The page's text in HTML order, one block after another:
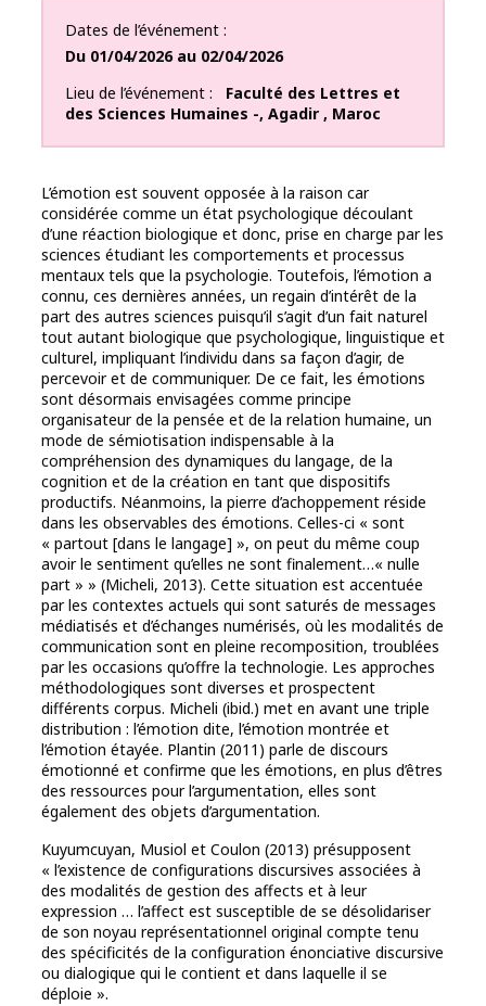
Dates de l’événement
Du 01/04/2026au 02/04/2026
Lieu de l’événement
Faculté des Lettres et
des Sciences Humaines -, Agadir , Maroc
L’émotion est souvent opposée à la raison car
considérée comme un état psychologique découlant
d’une réaction biologique et donc, prise en charge par les
sciences étudiant les comportements et processus
mentaux tels que la psychologie. Toutefois, l’émotion a
connu, ces dernières années, un regain d’intérêt de la
part des autres sciences puisqu’il s’agit d’un fait naturel
tout autant biologique que psychologique, linguistique et
culturel, impliquant l’individu dans sa façon d’agir, de
percevoir et de communiquer. De ce fait, les émotions
sont désormais envisagées comme principe
organisateur de la pensée et de la relation humaine, un
mode de sémiotisation indispensable à la
compréhension des dynamiques du langage, de la
cognition et de la création en tant que dispositifs
productifs. Néanmoins, la pierre d’achoppement réside
dans les observables des émotions. Celles-ci « sont
« partout [dans le langage] », on peut du même coup
avoir le sentiment qu’elles ne sont finalement…« nulle
part » » (Micheli, 2013). Cette situation est accentuée
par les contextes actuels qui sont saturés de messages
médiatisés et d’échanges numérisés, où les modalités de
communication sont en pleine recomposition, troublées
par les occasions qu’offre la technologie. Les approches
méthodologiques sont diverses et prospectent
différents corpus. Micheli (ibid.) met en avant une triple
distribution : l’émotion dite, l’émotion montrée et
l’émotion étayée. Plantin (2011) parle de discours
émotionné et confirme que les émotions, en plus d’êtres
des ressources pour l’argumentation, elles sont
également des objets d’argumentation.
Kuyumcuyan, Musiol et Coulon (2013) présupposent
« l’existence de configurations discursives associées à
des modalités de gestion des affects et à leur
expression … l’affect est susceptible de se désolidariser
de son noyau représentationnel original compte tenu
des spécificités de la configuration énonciative discursive
ou dialogique qui le contient et dans laquelle il se
déploie ».